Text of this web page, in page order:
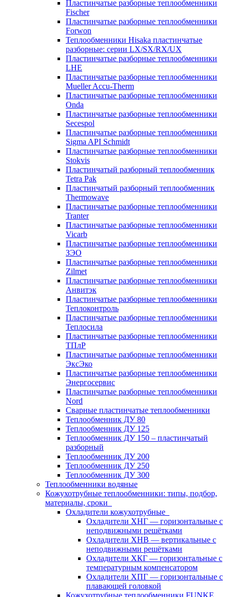
Пластинчатые разборные теплообменники
Fischer
Пластинчатые разборные теплообменники
Forwon
Теплообменники Hisaka пластинчатые
разборные: серии LX/SX/RX/UX
Пластинчатые разборные теплообменники
LHE
Пластинчатые разборные теплообменники
Mueller Accu-Therm
Пластинчатые разборные теплообменники
Onda
Пластинчатые разборные теплообменники
Secespol
Пластинчатые разборные теплообменники
Sigma API Schmidt
Пластинчатые разборные теплообменники
Stokvis
Пластинчатый разборный теплообменник
Tetra Pak
Пластинчатый разборный теплообменник
Thermowave
Пластинчатые разборные теплообменники
Tranter
Пластинчатые разборные теплообменники
Vicarb
Пластинчатые разборные теплообменники
ЗЭО
Пластинчатые разборные теплообменники
Zilmet
Пластинчатые разборные теплообменники
Анвитэк
Пластинчатые разборные теплообменники
Теплоконтроль
Пластинчатые разборные теплообменники
Теплосила
Пластинчатые разборные теплообменники
ТПлР
Пластинчатые разборные теплообменники
ЭксЭко
Пластинчатые разборные теплообменники
Энергосервис
Пластинчатые разборные теплообменники
Nord
Сварные пластинчатые теплообменники
Теплообменник ДУ 80
Теплообменник ДУ 125
Теплообменник ДУ 150 – пластинчатый
разборный
Теплообменник ДУ 200
Теплообменник ДУ 250
Теплообменник ДУ 300
Теплообменники водяные
Кожухотрубные теплообменники: типы, подбор,
материалы, сроки
Охладители кожухотрубные
Охладители ХНГ — горизонтальные с
неподвижными решётками
Охладители ХНВ — вертикальные с
неподвижными решётками
Охладители ХКГ — горизонтальные с
температурным компенсатором
Охладители ХПГ — горизонтальные с
плавающей головкой
Кожухотрубные теплообменники FUNKE